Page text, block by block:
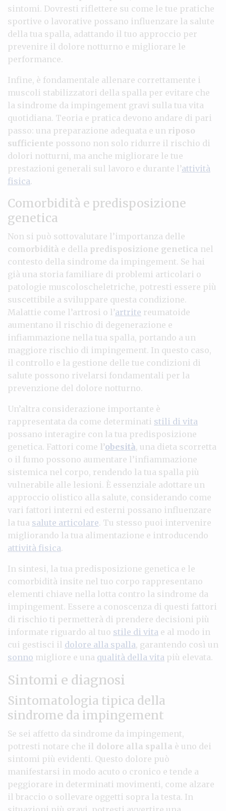
sintomi. Dovresti riflettere su come le tue pratiche
sportive o lavorative possano influenzare la salute
della tua spalla, adattando il tuo approccio per
prevenire il dolore notturno e migliorare le
performance.
Infine, è fondamentale allenare correttamente i
muscoli stabilizzatori della spalla per evitare che
la sindrome da impingement gravi sulla tua vita
quotidiana. Teoria e pratica devono andare di pari
passo: una preparazione adequata e un riposo
sufficiente possono non solo ridurre il rischio di
dolori notturni, ma anche migliorare le tue
prestazioni generali sul lavoro e durante l’attività
fisica.
Comorbidità e predisposizione
genetica
Non si può sottovalutare l’importanza delle
comorbidità e della predisposizione genetica nel
contesto della sindrome da impingement. Se hai
già una storia familiare di problemi articolari o
patologie muscoloscheletriche, potresti essere più
suscettibile a sviluppare questa condizione.
Malattie come l’artrosi o l’artrite reumatoide
aumentano il rischio di degenerazione e
infiammazione nella tua spalla, portando a un
maggiore rischio di impingement. In questo caso,
il controllo e la gestione delle tue condizioni di
salute possono rivelarsi fondamentali per la
prevenzione del dolore notturno.
Un’altra considerazione importante è
rappresentata da come determinati stili di vita
possano interagire con la tua predisposizione
genetica. Fattori come l’obesità, una dieta scorretta
o il fumo possono aumentare l’infiammazione
sistemica nel corpo, rendendo la tua spalla più
vulnerabile alle lesioni. È essenziale adottare un
approccio olistico alla salute, considerando come
vari fattori interni ed esterni possano influenzare
la tua salute articolare. Tu stesso puoi intervenire
migliorando la tua alimentazione e introducendo
attività fisica.
In sintesi, la tua predisposizione genetica e le
comorbidità insite nel tuo corpo rappresentano
elementi chiave nella lotta contro la sindrome da
impingement. Essere a conoscenza di questi fattori
di rischio ti permetterà di prendere decisioni più
informate riguardo al tuo stile di vita e al modo in
cui gestisci il dolore alla spalla, garantendo così un
sonno migliore e una qualità della vita più elevata.
Sintomi e diagnosi
Sintomatologia tipica della
sindrome da impingement
Se sei affetto da sindrome da impingement,
potresti notare che il dolore alla spalla è uno dei
sintomi più evidenti. Questo dolore può
manifestarsi in modo acuto o cronico e tende a
peggiorare in determinati movimenti, come alzare
il braccio o sollevare oggetti sopra la testa. In